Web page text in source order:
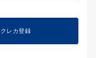
レカ登録